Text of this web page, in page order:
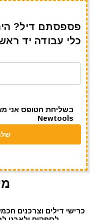
e
b
o
te
r
l
s
p
פספסתם דיל?
כלי עבודה יד
בשליחת הטופס אני
Newtools
כרישי דילים וצרכנים